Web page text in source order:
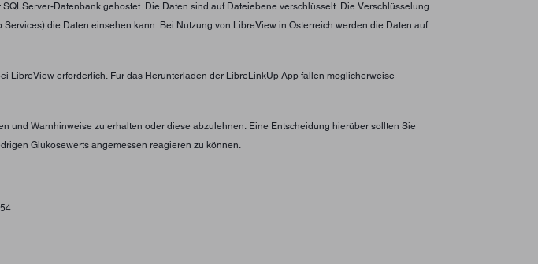
Datenbank gehostet. Die Daten sind auf Dateiebene verschlüsselt. Die Verschlüsselung
die Daten einsehen kann. Bei Nutzung von LibreView in Österreich werden die Daten auf
LibreView erforderlich. Für das Herunterladen der LibreLinkUp App fallen möglicherweise
und Warnhinweise zu erhalten oder diese abzulehnen. Eine Entscheidung hierüber sollten Sie
Glukosewerts angemessen reagieren zu können.